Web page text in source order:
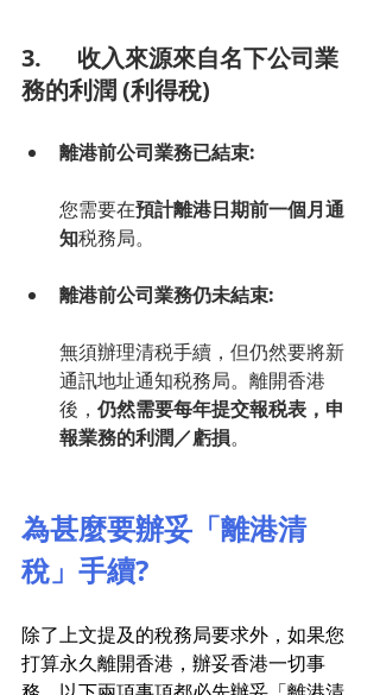
3.      收入來源來自名下公司業
務的利潤 (利得稅)
離港前公司業務已結束:
您需要在預計離港日期前一個月通
知税務局。
離港前公司業務仍未結束:
無須辦理清税手續，但仍然要將新
通訊地址通知税務局。離開香港
後， 仍然需要每年提交報税表，申
報業務的利潤／虧損。
為甚麼要辦妥「離港清
稅」手續?
除了上文提及的稅務局要求外，如果您
打算永久離開香港，辦妥香港一切事